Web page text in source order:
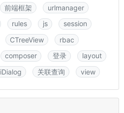
前端框架
urlmanager
rules js
session
CTreeView
rbac
composer 登录
layout
关联查询 view